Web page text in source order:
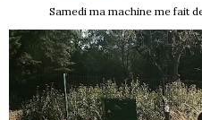
Samedi ma machine me fait